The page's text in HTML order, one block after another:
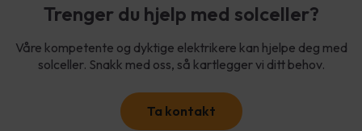
Trenger du hjelp med solceller?
Våre kompetente og dyktige elektrikere kan hjelpe deg med
solceller. Snakk med oss, så kartlegger vi ditt behov.
Ta kontakt